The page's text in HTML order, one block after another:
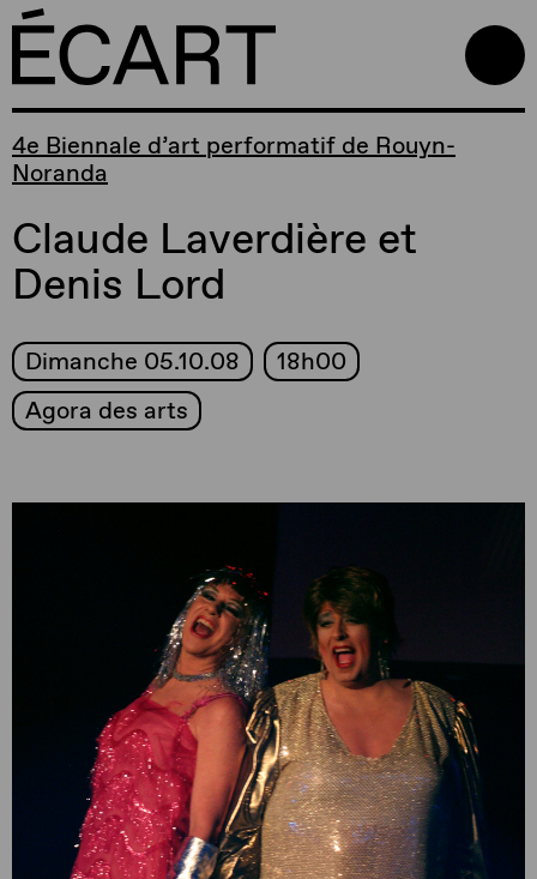
4e Biennale d’art performatif de Rouyn-
Noranda
Claude Laverdière et
Denis Lord
Dimanche 05.10.08
18h00
Agora des arts